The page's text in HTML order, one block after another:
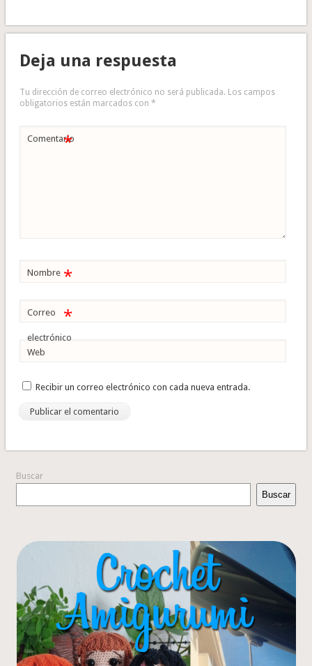
Deja una respuesta
Tu dirección de correo electrónico no será publicada. Los campos
obligatorios están marcados con *
Comentario
*
Nombre *
Correo
electrónico
*
Web
Recibir un correo electrónico con cada nueva entrada.
Buscar
Buscar